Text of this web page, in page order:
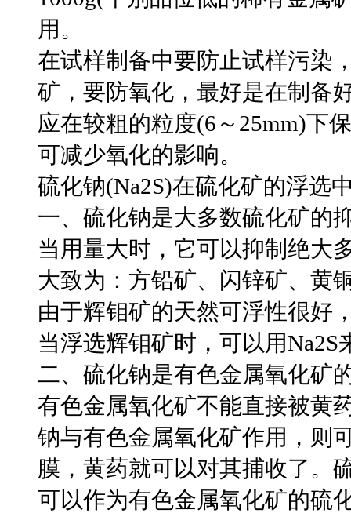
用。
在试样制备中要防止试样污染
矿，要防氧化，最好是在制备
应在较粗的粒度(6～25mm)下
可减少氧化的影响。
硫化钠(Na2S)在硫化矿的浮选
一、硫化钠是大多数硫化矿的
当用量大时，它可以抑制绝大
大致为：方铅矿、闪锌矿、黄
由于辉钼矿的天然可浮性很好
当浮选辉钼矿时，可以用
二、硫化钠是有色金属氧化矿
有色金属氧化矿不能直接被黄
钠与有色金属氧化矿作用，则
膜，黄药就可以对其捕收了。
可以作为有色金属氧化矿的硫